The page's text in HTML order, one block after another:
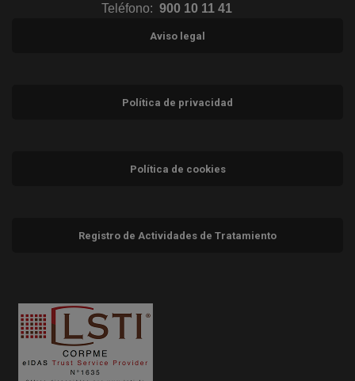
Teléfono: 900 10 11 41
Aviso legal
Política de privacidad
Política de cookies
Registro de Actividades de Tratamiento